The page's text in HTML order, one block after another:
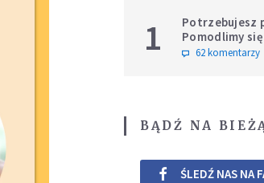
1
Potrzebujesz
Pomodlimy
intencji
62 komentarzy
BĄDŹ NA
ŚLEDŹ NAS NA